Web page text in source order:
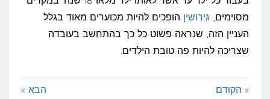
מסוימים, גירושין הופכים להיות מכוערים מאוד בגלל
העניין הזה, שנראה פשוט כל כך בהתחשב בעובדה
שצריכה להיות פה טובת הילדים.
« הקודם הבא »